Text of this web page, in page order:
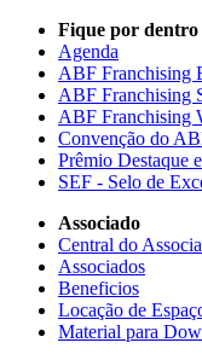
Fique por dentro
Agenda
ABF Franchising
ABF Franchising
ABF Franchising
Convenção do
Prêmio Destaque
SEF - Selo de
Associado
Central do
Associados
Beneficios
Locação de
Material para